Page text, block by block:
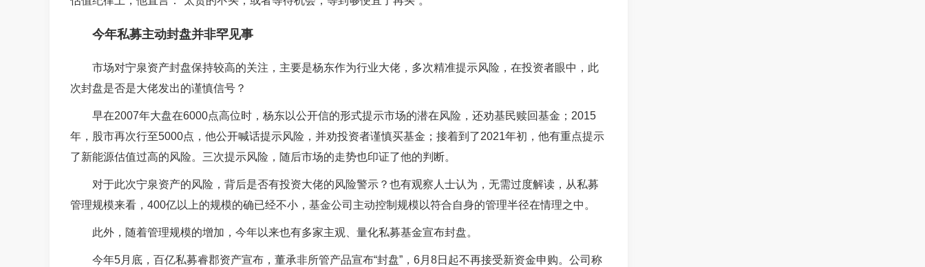
今年私募主动封盘并非罕见事
市场对宁泉资产封盘保持较高的关注，主要是杨东作为行业大佬，多次精准提示风险，在投资者眼中，此
次封盘是否是大佬发出的谨慎信号？
早在2007年大盘在6000点高位时，杨东以公开信的形式提示市场的潜在风险，还劝基民赎回基金；2015
年，股市再次行至5000点，他公开喊话提示风险，并劝投资者谨慎买基金；接着到了2021年初，他有重点提示
了新能源估值过高的风险。三次提示风险，随后市场的走势也印证了他的判断。
对于此次宁泉资产的风险，背后是否有投资大佬的风险警示？也有观察人士认为，无需过度解读，从私募
管理规模来看，400亿以上的规模的确已经不小，基金公司主动控制规模以符合自身的管理半径在情理之中。
此外，随着管理规模的增加，今年以来也有多家主观、量化私募基金宣布封盘。
今年5月底，百亿私募睿郡资产宣布，董承非所管产品宣布“封盘”，6月8日起不再接受新资金申购。公司称